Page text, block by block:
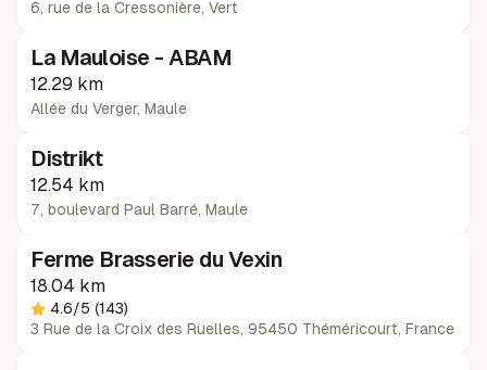
6, rue de la Cressonière, Vert
La Mauloise - ABAM
12.29 km
Allée du Verger, Maule
Distrikt
12.54 km
7, boulevard Paul Barré, Maule
Ferme Brasserie du Vexin
18.04 km
4.6/5 (143)
3 Rue de la Croix des Ruelles, 95450 Théméricourt, France